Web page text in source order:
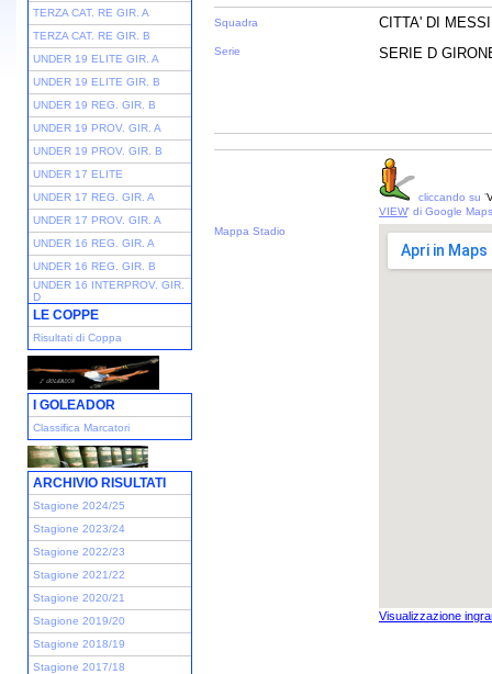
TERZA CAT. RE GIR. A
TERZA CAT. RE GIR. B
UNDER 19 ELITE GIR. A
UNDER 19 ELITE GIR. B
UNDER 19 REG. GIR. B
UNDER 19 PROV. GIR. A
UNDER 19 PROV. GIR. B
UNDER 17 ELITE
UNDER 17 REG. GIR. A
UNDER 17 PROV. GIR. A
UNDER 16 REG. GIR. A
UNDER 16 REG. GIR. B
UNDER 16 INTERPROV. GIR.
D
LE COPPE
Risultati di Coppa
I GOLEADOR
Classifica Marcatori
ARCHIVIO RISULTATI
Stagione 2024/25
Stagione 2023/24
Stagione 2022/23
Stagione 2021/22
Stagione 2020/21
Stagione 2019/20
Stagione 2018/19
Stagione 2017/18
Squadra
Serie
CITTA' DI
SERIE D
cliccando su '
VIEW' di Google Maps
Mappa Stadio
Visualizzazione